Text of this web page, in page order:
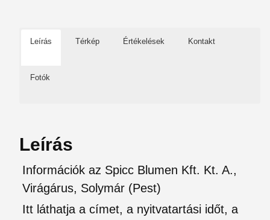
Leírás Térkép Értékelések Kontakt
Fotók
Leírás
Információk az Spicc Blumen Kft. Kt. A.,
Virágárus, Solymár (Pest)
Itt láthatja a címet, a nyitvatartási időt, a